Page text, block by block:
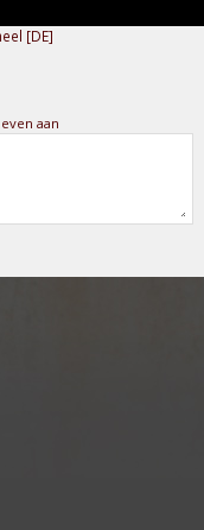
[DE]
aan